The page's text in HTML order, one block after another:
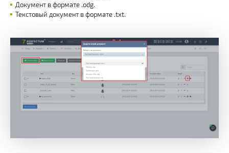
Документ в формате .odg.
Текстовый документ в формате .txt.